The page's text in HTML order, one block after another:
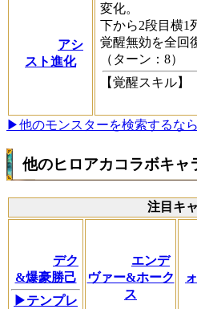
アシ
スト進化
変化。
下から2段目横1
覚醒無効を全回
（ターン：8）
【覚醒スキル】
▶他のモンスターを検索するな
他のヒロアカコラボキャ
注目キ
デク
&爆豪勝己
▶テンプレ
エンデ
ヴァー&ホーク
ス